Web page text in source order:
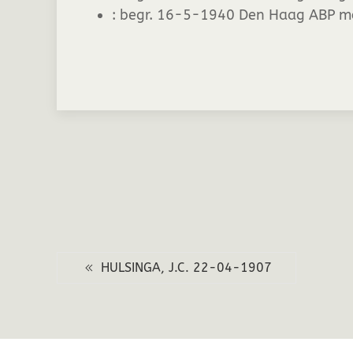
: begr. 16-5-1940 Den Haag ABP
HULSINGA, J.C. 22-04-1907